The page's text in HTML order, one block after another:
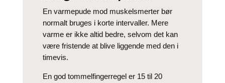
En varmepude mod muskelsmerter bør
normalt bruges i korte intervaller. Mere
varme er ikke altid bedre, selvom det kan
være fristende at blive liggende med den i
timevis.
En god tommelfingerregel er 15 til 20